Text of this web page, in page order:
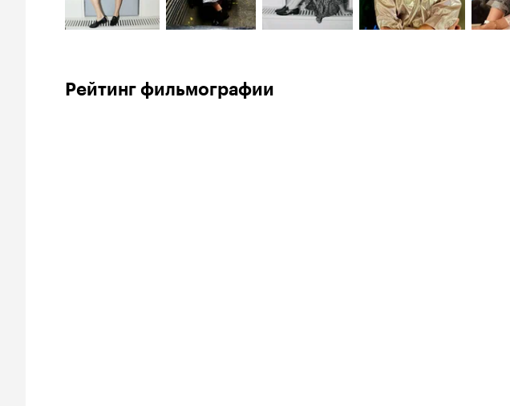
Рейтинг фильмографии